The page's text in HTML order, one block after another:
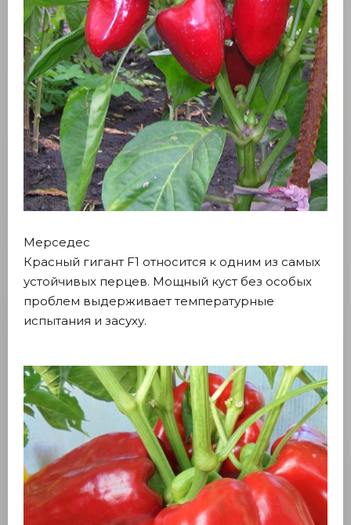
Мерседес
Красный гигант F1 относится к одним из самых
устойчивых перцев. Мощный куст без особых
проблем выдерживает температурные
испытания и засуху.